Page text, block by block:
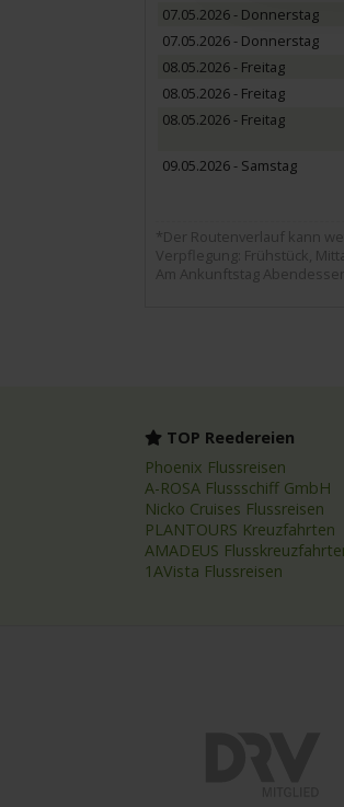
07.05.2026 - Donnerstag
07.05.2026 - Donnerstag
08.05.2026 - Freitag
08.05.2026 - Freitag
08.05.2026 - Freitag
09.05.2026 - Samstag
*Der Routenverlauf kann
Verpflegung: Frühstück,
Am Ankunftstag
TOP Reedereien
Phoenix Flussreisen
A-ROSA Flussschiff GmbH
Nicko Cruises Flussreisen
PLANTOURS Kreuzfahrten
AMADEUS
1AVista Flussreisen